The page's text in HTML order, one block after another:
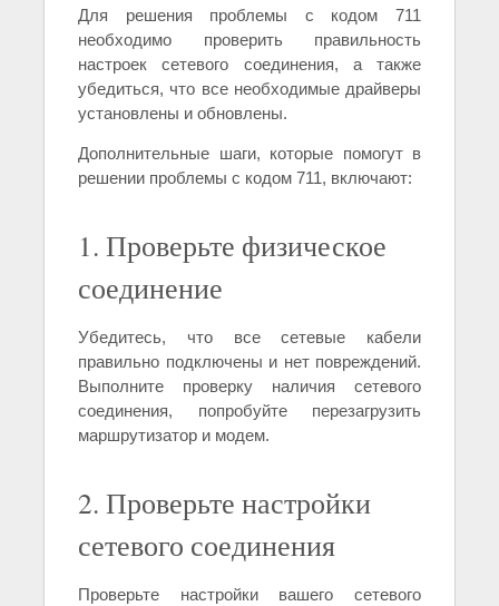
Для решения проблемы с кодом 711
необходимо проверить правильность
настроек сетевого соединения, а также
убедиться, что все необходимые драйверы
установлены и обновлены.
Дополнительные шаги, которые помогут в
решении проблемы с кодом 711, включают:
1. Проверьте физическое
соединение
Убедитесь, что все сетевые кабели
правильно подключены и нет повреждений.
Выполните проверку наличия сетевого
соединения, попробуйте перезагрузить
маршрутизатор и модем.
2. Проверьте настройки
сетевого соединения
Проверьте настройки вашего сетевого